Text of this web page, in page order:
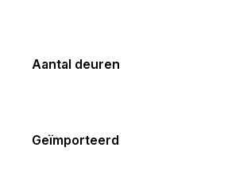
Aantal deuren
Geïmporteerd